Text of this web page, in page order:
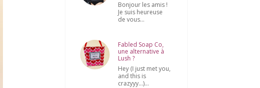
Bonjour les amis !
Je suis heureuse
de vous...
Fabled Soap Co,
une alternative à
Lush ?
Hey (I just met you,
and this is
crazyyy...)...